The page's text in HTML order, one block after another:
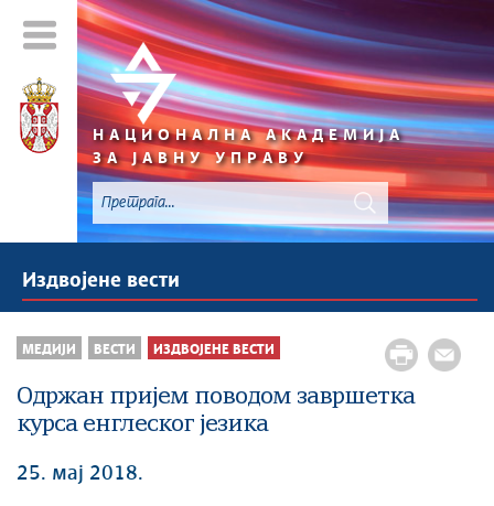
НАЦИОНАЛНА АКАДЕМИЈА
ЗА ЈАВНУ УПРАВУ
Издвојене вести
МЕДИЈИ ВЕСТИ ИЗДВОЈЕНЕ ВЕСТИ
Одржан пријем поводом завршетка
курса енглеског језика
25. мај 2018.